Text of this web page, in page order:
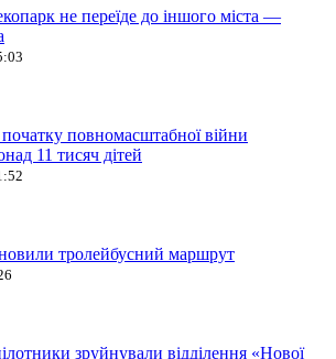
не переїде до іншого міста —
повномасштабної війни
11 тисяч дітей
тролейбусний маршрут
зруйнували відділення «Нової